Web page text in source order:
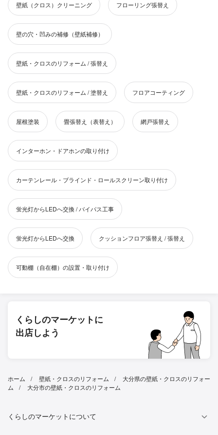
壁紙（クロス）クリーニング フローリング張替え
壁の穴・凹みの補修（壁紙補修）
壁紙・クロスのリフォーム / 張替え
壁紙・クロスのリフォーム / 塗替え フロアコーティング
屋根塗装 畳張替え（表替え） 網戸張替え
インターホン・ドアホンの取り付け
カーテンレール・ブラインド・ロールスクリーン取り付け
蛍光灯からLEDへ交換 / バイパス工事
蛍光灯からLEDへ交換 クッションフロア張替え / 張替え
可動棚（自在棚）の設置・取り付け
くらしのマーケットに
出店しよう
ホーム 壁紙・クロスのリフォーム
大分県の壁紙・クロスのリフォー
ム
大分市の壁紙・クロスのリフォーム
くらしのマーケットについて